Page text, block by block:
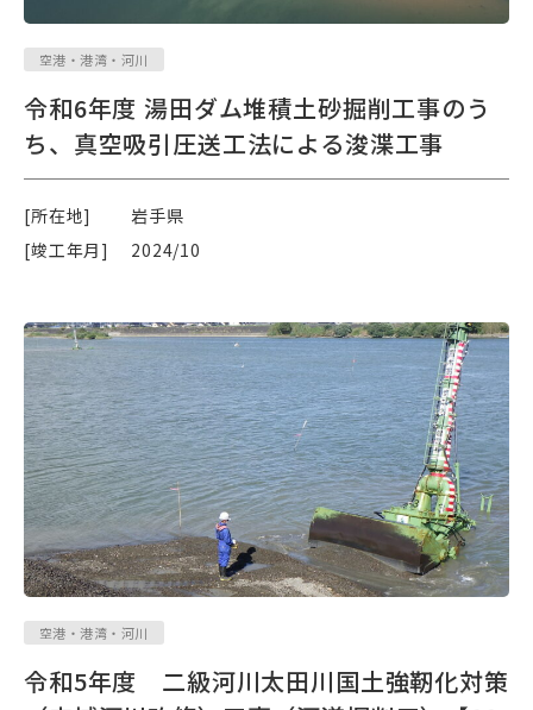
空港・港湾・河川
令和6年度 湯田ダム堆積土砂掘削工事のう
ち、真空吸引圧送工法による浚渫工事
[所在地]
岩手県
[竣工年月]
2024/10
空港・港湾・河川
令和5年度 二級河川太田川国土強靭化対策